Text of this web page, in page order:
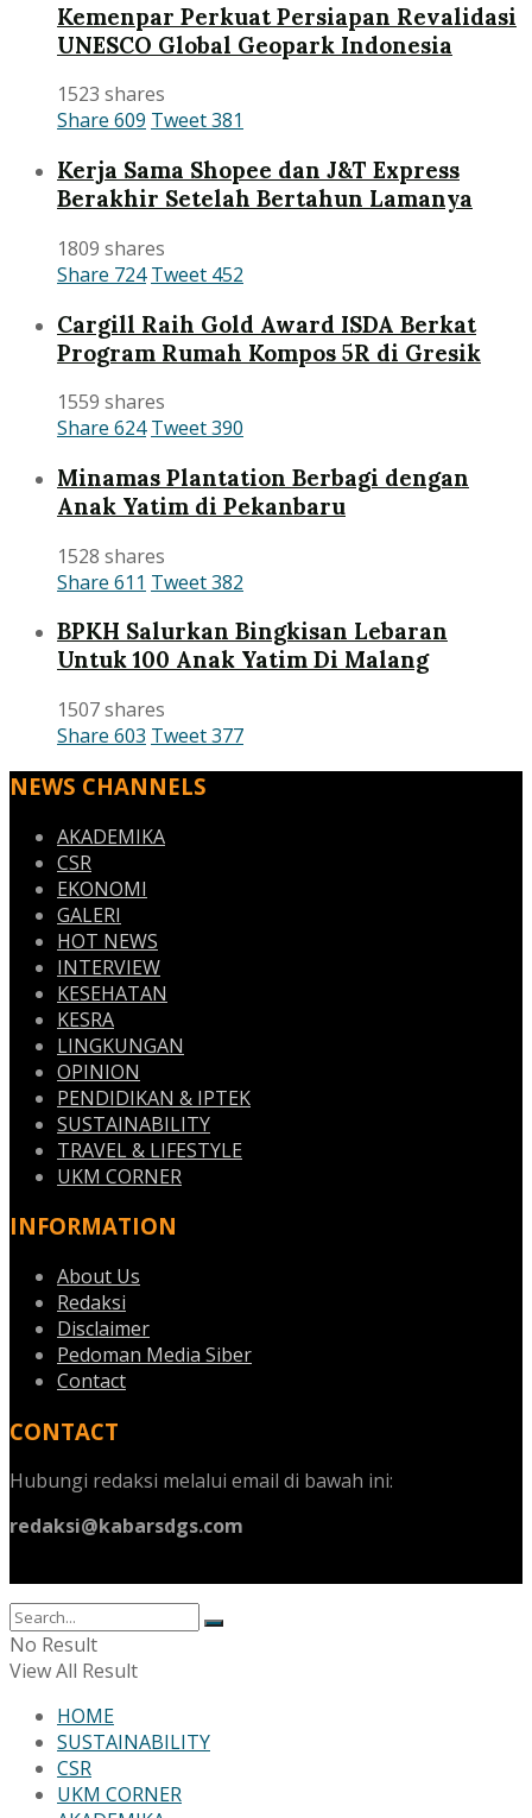
Kemenpar Perkuat Persiapan Revalidasi
UNESCO Global Geopark Indonesia
1523 shares
Share 609 Tweet381
Kerja Sama Shopee dan J&T Express
Berakhir Setelah Bertahun Lamanya
1809 shares
Share 724 Tweet 452
Cargill Raih Gold Award ISDA Berkat
Program Rumah Kompos 5R di Gresik
1559 shares
Share 624 Tweet390
Minamas Plantation Berbagi dengan
Anak Yatim di Pekanbaru
1528 shares
Share 611 Tweet382
BPKH Salurkan Bingkisan Lebaran
Untuk 100 Anak Yatim Di Malang
1507 shares
Share 603 Tweet377
NEWS CHANNELS
AKADEMIKA
CSR
EKONOMI
GALERI
HOT NEWS
INTERVIEW
KESEHATAN
KESRA
LINGKUNGAN
OPINION
PENDIDIKAN & IPTEK
SUSTAINABILITY
TRAVEL & LIFESTYLE
UKM CORNER
INFORMATION
About Us
Redaksi
Disclaimer
Pedoman Media Siber
Contact
CONTACT
Hubungi redaksi melalui email di bawah ini:
redaksi@kabarsdgs.com
No Result
View All Result
HOME
SUSTAINABILITY
CSR
UKM CORNER